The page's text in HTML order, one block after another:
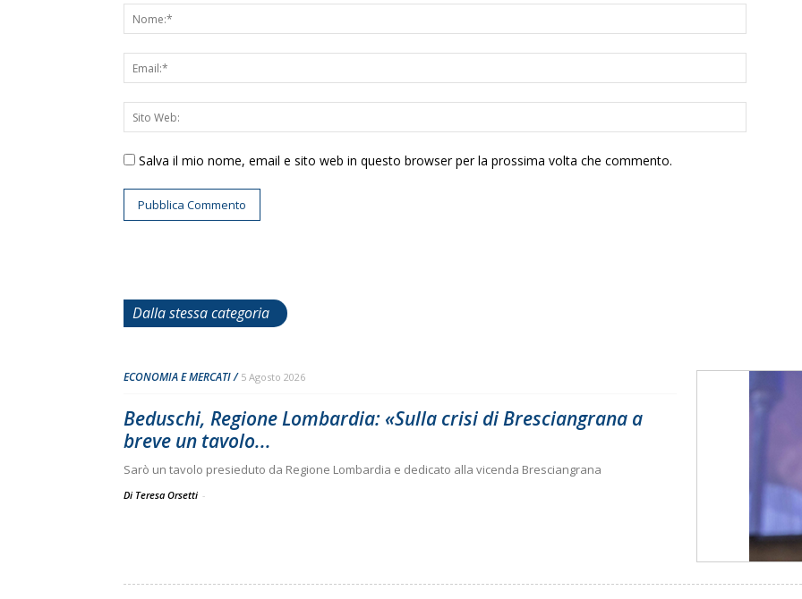
Salva il mio nome, email e sito web in questo browser per la prossima volta che commento.
Dalla stessa categoria
ECONOMIA E MERCATI 5 Agosto 2026
Beduschi, Regione Lombardia: «Sulla crisi di Bresciangrana a
breve un tavolo...
Sarò un tavolo presieduto da Regione Lombardia e dedicato alla vicenda Bresciangrana
Di Teresa Orsetti -